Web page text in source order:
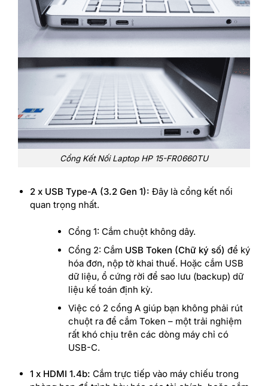
Cổng Kết Nối Laptop HP 15-FR0660TU
2 x USB Type-A (3.2 Gen 1): Đây là cổng kết nối
quan trọng nhất.
Cổng 1: Cắm chuột không dây.
Cổng 2: Cắm USB Token (Chữ ký số) để ký
hóa đơn, nộp tờ khai thuế. Hoặc cắm USB
dữ liệu, ổ cứng rời để sao lưu (backup) dữ
liệu kế toán định kỳ.
Việc có 2 cổng A giúp bạn không phải rút
chuột ra để cắm Token – một trải nghiệm
rất khó chịu trên các dòng máy chỉ có
USB-C.
1 x HDMI 1.4b: Cắm trực tiếp vào máy chiếu trong